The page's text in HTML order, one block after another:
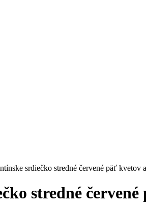
srdiečko stredné červené päť kvetov
stredné